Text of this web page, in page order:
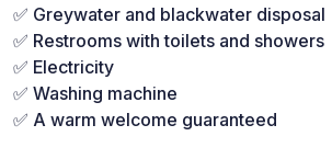
✅ Greywater and blackwater disposal
✅ Restrooms with toilets and showers
✅ Electricity
✅ Washing machine
✅ A warm welcome guaranteed